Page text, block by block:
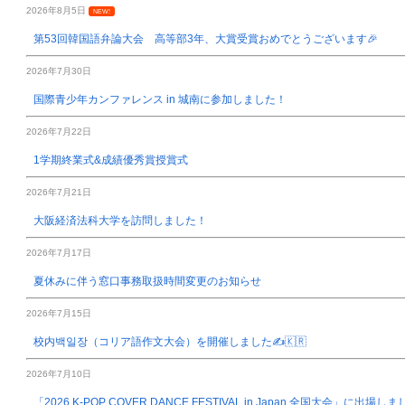
2026年8月5日 NEW!
第53回韓国語弁論大会 高等部3年、大賞受賞おめでとうございます🎉
2026年7月30日
国際青少年カンファレンス in 城南に参加しました！
2026年7月22日
1学期終業式&成績優秀賞授賞式
2026年7月21日
大阪経済法科大学を訪問しました！
2026年7月17日
夏休みに伴う窓口事務取扱時間変更のお知らせ
2026年7月15日
校内백일장（コリア語作文大会）を開催しました✍️🇰🇷
2026年7月10日
「2026 K-POP COVER DANCE FESTIVAL in Japan 全国大会」に出場しま